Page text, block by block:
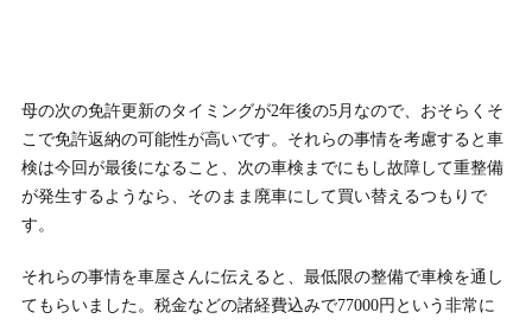
母の次の免許更新のタイミングが2年後の5月なので、おそらくそ
こで免許返納の可能性が高いです。それらの事情を考慮すると車
検は今回が最後になること、次の車検までにもし故障して重整備
が発生するようなら、そのまま廃車にして買い替えるつもりで
す。
それらの事情を車屋さんに伝えると、最低限の整備で車検を通し
てもらいました。税金などの諸経費込みで77000円という非常に